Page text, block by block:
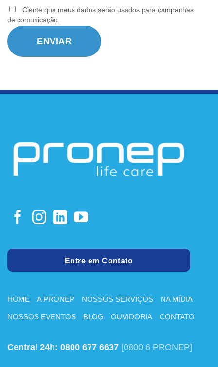
Ciente que meus dados serão usados para campanhas
de comunicação.
Entre em Contato
HOME A PRONEP NOSSOS SERVIÇOS NA MÍDIA
NOSSOS EVENTOS BLOG OUVIDORIA CONTATO
Central 24h: 0800 677 6637 [0800 6 PRONEP]